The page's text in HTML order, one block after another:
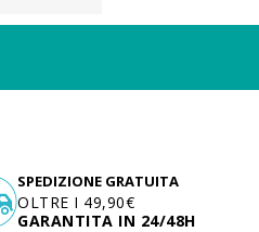
SPEDIZIONE GRATUITA
OLTRE I 49,90€
GARANTITA IN 24/48H